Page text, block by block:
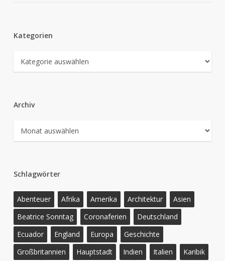
Kategorien
Kategorien
Archiv
Archiv
Schlagwörter
Abenteuer Afrika Amerika Architektur
Asien
Beatrice Sonntag
Coronaferien
Deutschland
Ecuador
England Europa
Geschichte
Großbritannien
Hauptstadt Indien Italien
Karibik